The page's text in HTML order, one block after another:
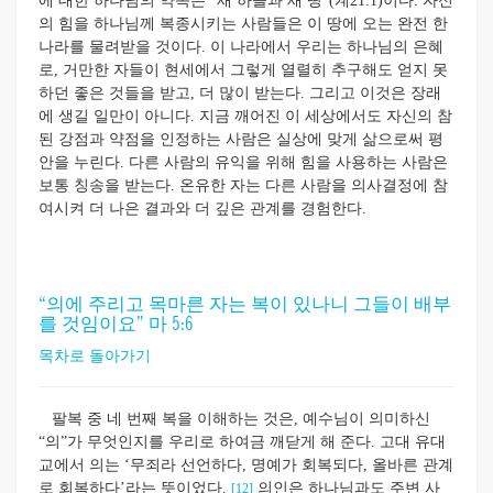
의 힘을 하나님께 복종시키는 사람들은 이 땅에 오는 완전 한
나라를 물려받을 것이다. 이 나라에서 우리는 하나님의 은혜
로, 거만한 자들이 현세에서 그렇게 열렬히 추구해도 얻지 못
하던 좋은 것들을 받고, 더 많이 받는다. 그리고 이것은 장래
에 생길 일만이 아니다. 지금 깨어진 이 세상에서도 자신의 참
된 강점과 약점을 인정하는 사람은 실상에 맞게 삶으로써 평
안을 누린다. 다른 사람의 유익을 위해 힘을 사용하는 사람은
보통 칭송을 받는다. 온유한 자는 다른 사람을 의사결정에 참
여시켜 더 나은 결과와 더 깊은 관계를 경험한다.
“의에 주리고 목마른 자는 복이 있나니 그들이 배부
를 것임이요” 마 5:6
목차로 돌아가기
팔복 중 네 번째 복을 이해하는 것은, 예수님이 의미하신
“의”가 무엇인지를 우리로 하여금 깨닫게 해 준다. 고대 유대
교에서 의는 ‘무죄라 선언하다, 명예가 회복되다, 올바른 관계
로 회복하다’라는 뜻이었다. [12] 의인은 하나님과도 주변 사